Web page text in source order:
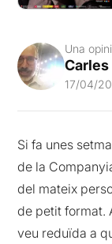
Una
17/04/
Si fa unes
de la
del mateix
de petit format.
veu reduïda a